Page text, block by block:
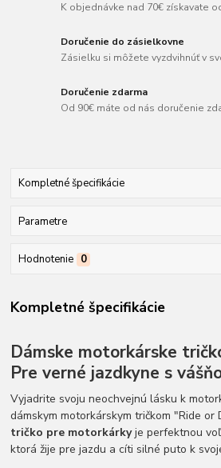
K objednávke nad 70€ získavate
Doručenie do zásielkovne
Zásielku si môžete vyzdvihnúť v
Doručenie zdarma
Od 90€ máte od nás doručenie
Kompletné špecifikácie
Parametre
Hodnotenie 0
Kompletné špecifikácie
Dámske motorkárske
Pre verné jazdkyne s
Vyjadrite svoju neochvejnú lásku k
dámskym motorkárskym tričkom "Ride or
tričko pre motorkárkyje perfektnou
ktorá žije pre jazdu a cíti silné puto k